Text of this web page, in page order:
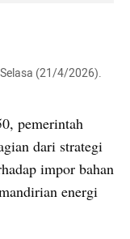
(21/4/2026).
pemerintah
dari strategi
impor bahan
energi